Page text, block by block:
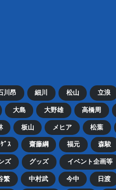
川昂 細川 松山 立浪
大島 大野雄 高橋周
板山 メヒア 松葉
ﾞｽ 齋藤綱 福元 森駿
ズ グッズ イベント企画等
繁 中村武 今中 日渡